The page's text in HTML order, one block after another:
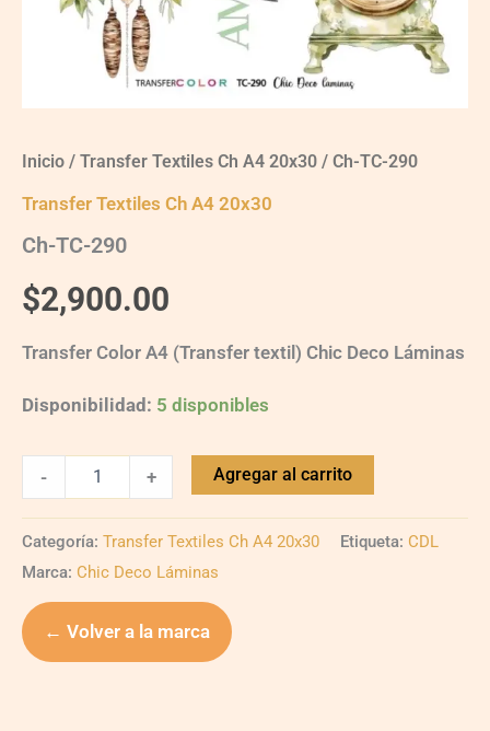
Inicio / Transfer Textiles Ch A4 20x30 / Ch-TC-290
Transfer Textiles Ch A4 20x30
Ch-TC-290
$2,900.00
Transfer Color A4 (Transfer textil) Chic Deco Láminas
Disponibilidad: 5 disponibles
- + Agregar al carrito
Categoría: Transfer Textiles Ch A4 20x30 Etiqueta: CDL
Marca: Chic Deco Láminas
← Volver a la marca